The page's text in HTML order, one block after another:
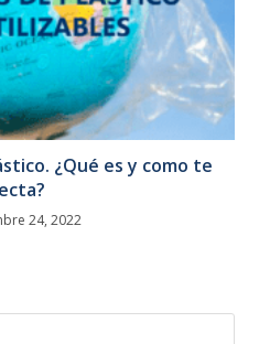
¿Qué es y como te
24, 2022